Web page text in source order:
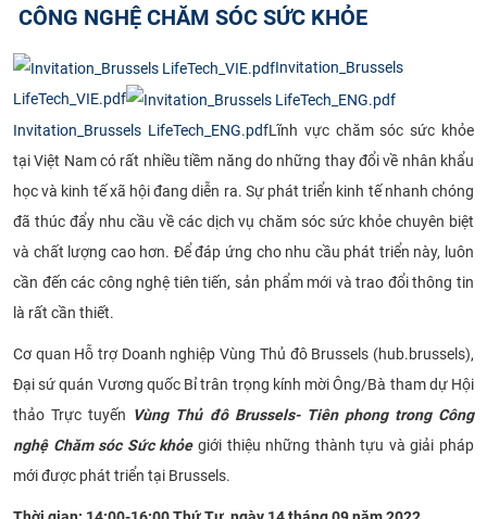
TUYỂN SINH
ĐÀO TẠO
ĐẢM BẢO CHẤT LƯỢNG
KHOA HỌC CÔNG NGHỆ
HTQT
CỰU NGƯỜI HỌC
CÔNG NGHỆ CHĂM SÓC SỨC KHỎE
Invitation_Brussels
LifeTech_VIE.pdf
Invitation_Brussels LifeTech_ENG.pdfLĩnh vực chăm sóc sức khỏe
tại Việt Nam có rất nhiều tiềm năng do những thay đổi về nhân khẩu
học và kinh tế xã hội đang diễn ra. Sự phát triển kinh tế nhanh chóng
đã thúc đẩy nhu cầu về các dịch vụ chăm sóc sức khỏe chuyên biệt
và chất lượng cao hơn. Để đáp ứng cho nhu cầu phát triển này, luôn
cần đến các công nghệ tiên tiến, sản phẩm mới và trao đổi thông tin
là rất cần thiết.
Cơ quan Hỗ trợ Doanh nghiệp Vùng Thủ đô Brussels (hub.brussels),
Đại sứ quán Vương quốc Bỉ trân trọng kính mời Ông/Bà tham dự Hội
thảo Trực tuyến Vùng Thủ đô Brussels- Tiên phong trong Công
nghệ Chăm sóc Sức khỏe giới thiệu những thành tựu và giải pháp
mới được phát triển tại Brussels.